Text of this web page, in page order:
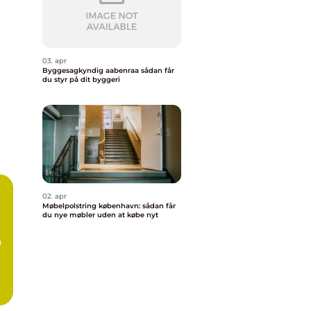
03. apr
Byggesagkyndig aabenraa sådan får
du styr på dit byggeri
02. apr
Møbelpolstring københavn: sådan får
du nye møbler uden at købe nyt